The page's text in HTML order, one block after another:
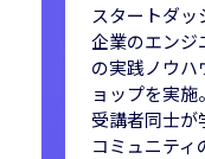
スタートダ
企業のエンジ
の実践ノウハ
ョップを実施。
受講者同士が
コミュニティ